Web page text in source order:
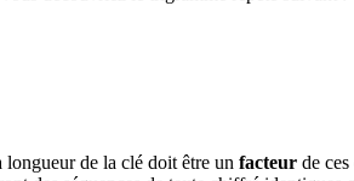
longueur de la clé doit être un facteur de